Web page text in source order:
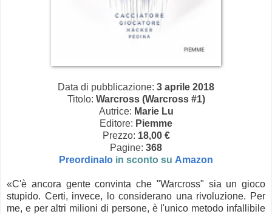
Data di pubblicazione: 3 aprile 2018
Titolo: Warcross (Warcross #1)
Autrice: Marie Lu
Editore: Piemme
Prezzo: 18,00 €
Pagine: 368
Preordinalo in sconto su Amazon
«C'è ancora gente convinta che "Warcross" sia un gioco
stupido. Certi, invece, lo considerano una rivoluzione. Per
me, e per altri milioni di persone, è l'unico metodo infallibile